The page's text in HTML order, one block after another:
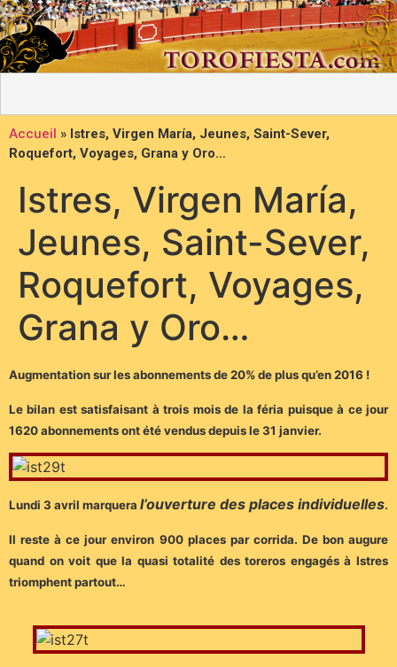
Accueil » Istres, Virgen María, Jeunes, Saint-Sever,
Roquefort, Voyages, Grana y Oro…
Istres, Virgen María,
Jeunes, Saint-Sever,
Roquefort, Voyages,
Grana y Oro…
Augmentation sur les abonnements de 20% de plus qu’en 2016 !
Le bilan est satisfaisant à trois mois de la féria puisque à ce jour
1620 abonnements ont été vendus depuis le 31 janvier.
Lundi 3 avril marquera l’ouverture des places individuelles.
Il reste à ce jour environ 900 places par corrida. De bon augure
quand on voit que la quasi totalité des toreros engagés à Istres
triomphent partout…